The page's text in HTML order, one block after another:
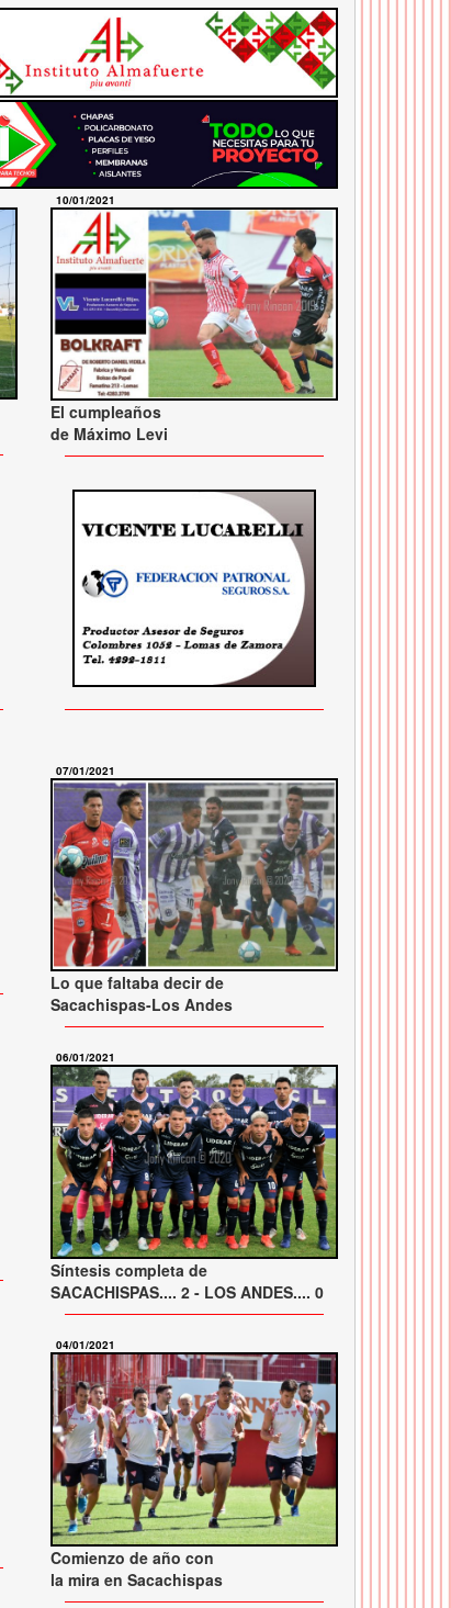
10/01/2021
El cumpleaños
de Máximo Levi
07/01/2021
Lo que faltaba decir de
Sacachispas-Los Andes
06/01/2021
Síntesis completa de
SACACHISPAS.... 2 - LOS ANDES.... 0
04/01/2021
Comienzo de año con
la mira en Sacachispas